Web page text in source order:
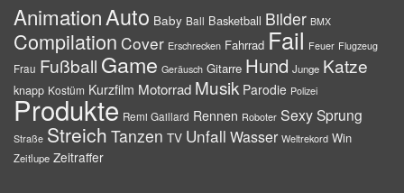
AnimationAuto Baby Ball Basketball Bilder BMX
Compilation Cover Erschrecken Fahrrad Fail Feuer Flugzeug
Frau Fußball Game Geräusch Gitarre Hund Junge Katze
knapp Kostüm Kurzfilm Motorrad Musik Parodie Polizei
Produkte Remi Gaillard Rennen Roboter SexySprung
Straße Streich Tanzen TV Unfall Wasser Weltrekord Win
Zeitlupe Zeitraffer